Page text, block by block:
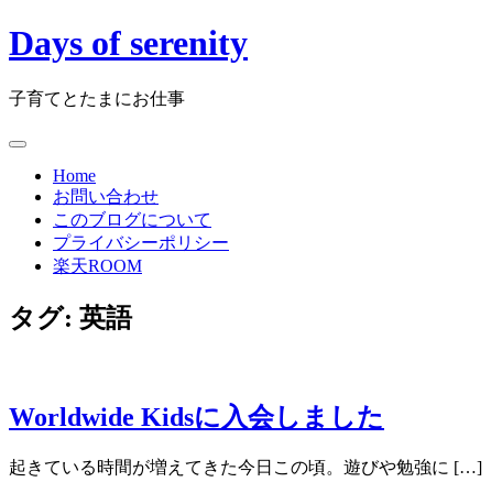
Skip
to
Days of serenity
子育てとたまにお仕事
Home
お問い合わせ
このブログについて
プライバシーポリシー
楽天ROOM
タグ: 英語
Worldwide Kidsに入会しました
起きている時間が増えてきた今日この頃。遊びや勉強に […]